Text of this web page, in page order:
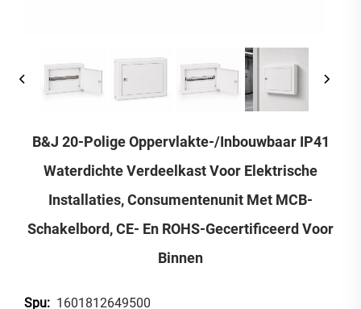
B&J 20-Polige Oppervlakte-/inbouwbaar IP41
Waterdichte Verdeelkast Voor Elektrische
Installaties, Consumentenunit Met MCB-
Schakelbord, CE- En ROHS-Gecertificeerd Voor
Binnen
Spu: 1601812649500